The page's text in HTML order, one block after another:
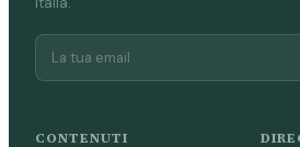
CONTENUTI